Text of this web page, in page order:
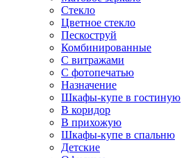
Стекло
Цветное стекло
Пескоструй
Комбинированные
С витражами
С фотопечатью
Назначение
Шкафы-купе в гостиную
В коридор
В прихожую
Шкафы-купе в спальню
Детские